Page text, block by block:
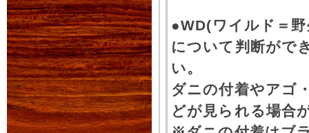
●WD(ワイルド＝
について判断がで
い。
ダニの付着やアゴ
どが見られる場合